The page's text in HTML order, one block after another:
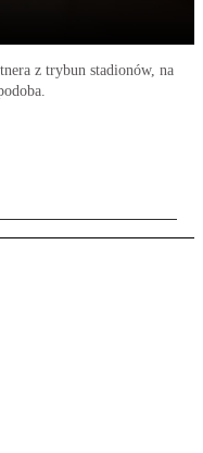
z trybun stadionów, na